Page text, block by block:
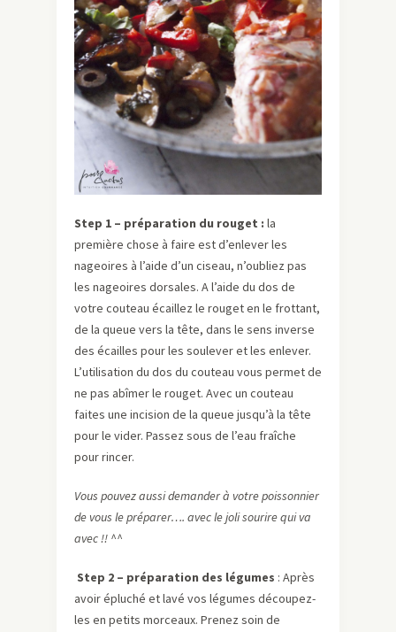
Step 1 – préparation du rouget : la
première chose à faire est d’enlever les
nageoires à l’aide d’un ciseau, n’oubliez pas
les nageoires dorsales. A l’aide du dos de
votre couteau écaillez le rouget en le frottant,
de la queue vers la tête, dans le sens inverse
des écailles pour les soulever et les enlever.
L’utilisation du dos du couteau vous permet de
ne pas abîmer le rouget. Avec un couteau
faites une incision de la queue jusqu’à la tête
pour le vider. Passez sous de l’eau fraîche
pour rincer.
Vous pouvez aussi demander à votre poissonnier
de vous le préparer…. avec le joli sourire qui va
avec !! ^^
Step 2 – préparation des légumes : Après
avoir épluché et lavé vos légumes découpez-
les en petits morceaux. Prenez soin de